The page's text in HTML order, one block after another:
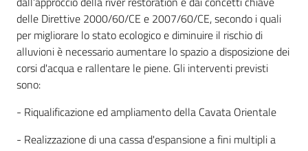
delle Direttive 2000/60/CE e 2007/60/CE, secondo i quali
per migliorare lo stato ecologico e diminuire il rischio di
alluvioni è necessario aumentare lo spazio a disposizione dei
corsi d'acqua e rallentare le piene. Gli interventi previsti
sono:
- Riqualificazione ed ampliamento della Cavata Orientale
- Realizzazione di una cassa d'espansione a fini multipli a